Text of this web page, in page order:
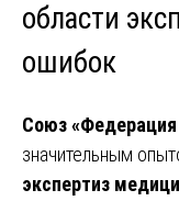
области
ошибок
Союз
значительным
экспертиз